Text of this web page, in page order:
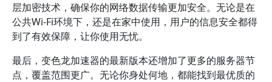
层加密技术，确保你的网络数据传输更加安全。无论是在
公共Wi-Fi环境下，还是在家中使用，用户的信息安全都得
到了有效保障，让你使用无忧。
最后，变色龙加速器的最新版本还增加了更多的服务器节
点，覆盖范围更广。无论你身处何地，都能找到最优质的